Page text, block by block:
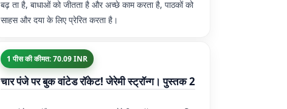
बढ़ ता है, बाधाओं को जीतता है और अच्छे काम करता है, पाठकों को
साहस और दया के लिए प्रेरित करता है।
1 पीस की कीमत: 70.09 INR
चार पंजे पर बुक वांटेड रॉकेट! जेरेमी स्ट्रॉन्ग। पुस्तक 2